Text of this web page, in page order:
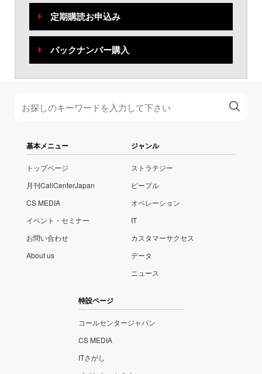
定期購読お申込み
バックナンバー購入
基本メニュー
トップページ
月刊CallCenterJapan
CS MEDIA
イベント・セミナー
お問い合わせ
About us
ジャンル
ストラテジー
ピープル
オペレーション
IT
カスタマーサクセス
データ
ニュース
特設ページ
コールセンタージャパン
CS MEDIA
ITさがし